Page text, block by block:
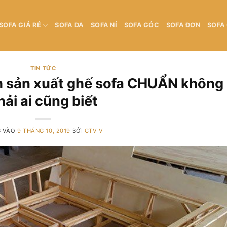
GIÁ RẺ SOFA DA SOFA NỈ SOFA GÓC SOFA ĐƠN
TIN TỨC
xuất ghế sofa CHUẨN không
ai cũng biết
VÀO 9 THÁNG 10, 2019 BỞI CTV_V